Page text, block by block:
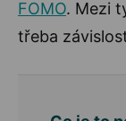
FOMO. Mezi
třeba